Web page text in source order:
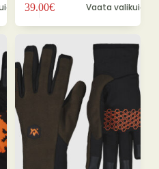
39.00€ Vaata valikuid
tootel
on
varianti.
Valikuid
saab
teha
tootelehel.